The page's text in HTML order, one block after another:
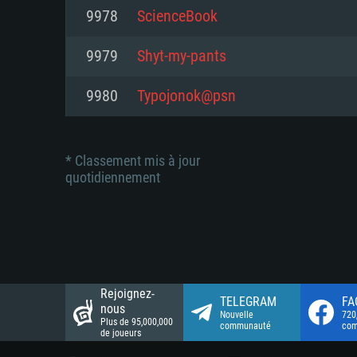
Disque dur: 23.1 Go (client
Disque dur: 62,2 Go (client
Connection: Connexion Internet
Disque dur: 62,2 Go (client
9978 ScienceBook
9979 Shyt-my-pants
9980 Typojonok@psn
* Classement mis à jour
quotidiennement
Rejoignez-
nous
Plus de 95,000,000
de joueurs
TELEGRAM
Nouvelle
communauté